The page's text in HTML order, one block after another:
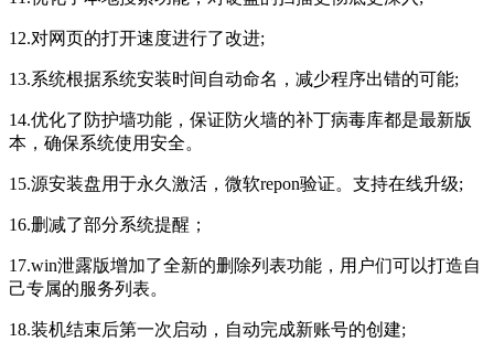
12.对网页的打开速度进行了改进;
13.系统根据系统安装时间自动命名，减少程序出错的可能;
14.优化了防护墙功能，保证防火墙的补丁病毒库都是最新版
本，确保系统使用安全。
15.源安装盘用于永久激活，微软repon验证。支持在线升级;
16.删减了部分系统提醒；
17.win泄露版增加了全新的删除列表功能，用户们可以打造自
己专属的服务列表。
18.装机结束后第一次启动，自动完成新账号的创建;